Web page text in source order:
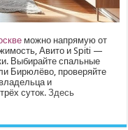
можно напрямую от
Авито и Spiti —
Выбирайте спальные
Бирюлёво, проверяйте
и
суток.Здесь